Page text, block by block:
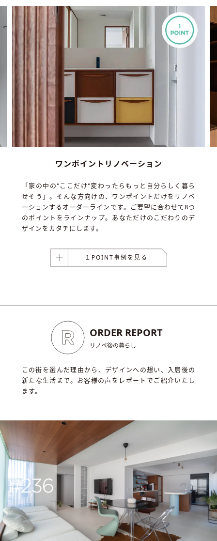
ワンポイントリノベーション
「家の中の"ここだけ"変わったらもっと自分らしく暮ら
せそう」。そんな方向けの、ワンポイントだけをリノベ
ーションするオーダーラインです。ご要望に合わせて8つ
のポイントをラインナップ。あなただけのこだわりのデ
ザインをカタチにします。
１POINT事例を見る
ORDER REPORT
リノベ後の暮らし
この街を選んだ理由から、デザインへの想い、入居後の
新たな生活まで。お客様の声をレポートでご紹介いたし
ます。